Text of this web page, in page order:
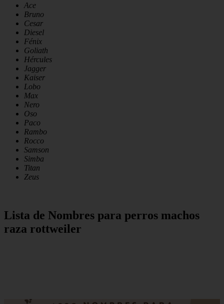
Ace
Bruno
Cesar
Diesel
Fénix
Goliath
Hércules
Jagger
Kaiser
Lobo
Max
Nero
Oso
Paco
Rambo
Rocco
Samson
Simba
Titan
Zeus
Lista de Nombres para perros machos
raza rottweiler